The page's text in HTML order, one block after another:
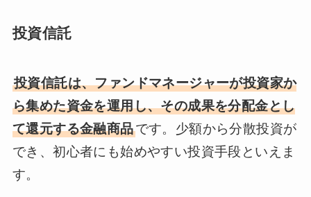
投資信託
投資信託は、ファンドマネージャーが投資家か
ら集めた資金を運用し、その成果を分配金とし
て還元する金融商品です。少額から分散投資が
でき、初心者にも始めやすい投資手段といえま
す。